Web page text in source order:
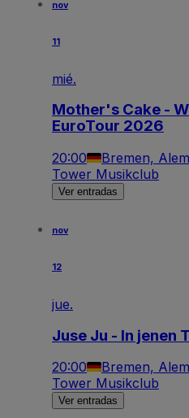
nov
11
mié.
Mother's Cake -
EuroTour 2026
20:00 Bremen,
Tower Musikclub
Ver entradas
nov
12
jue.
Juse Ju - In jenen
20:00 Bremen,
Tower Musikclub
Ver entradas